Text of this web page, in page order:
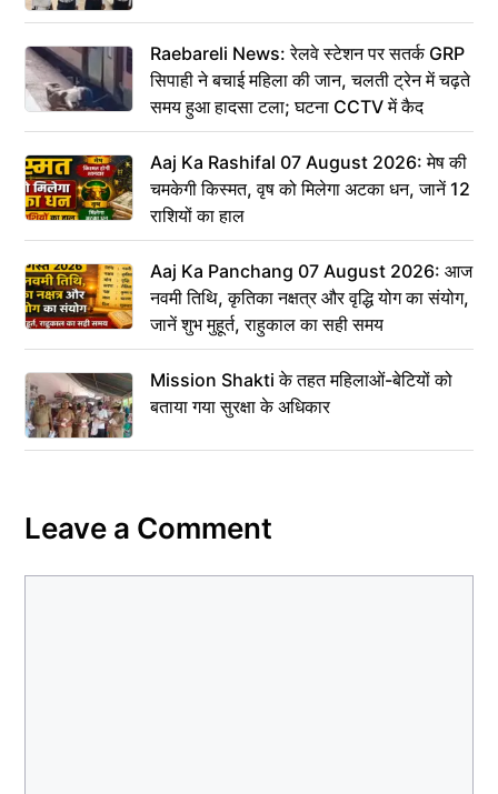
Raebareli News: रेलवे स्टेशन पर सतर्क GRP
सिपाही ने बचाई महिला की जान, चलती ट्रेन में चढ़ते
समय हुआ हादसा टला; घटना CCTV में कैद
Aaj Ka Rashifal 07 August 2026: मेष की
चमकेगी किस्मत, वृष को मिलेगा अटका धन, जानें 12
राशियों का हाल
Aaj Ka Panchang 07 August 2026: आज
नवमी तिथि, कृतिका नक्षत्र और वृद्धि योग का संयोग,
जानें शुभ मुहूर्त, राहुकाल का सही समय
Mission Shakti के तहत महिलाओं-बेटियों को
बताया गया सुरक्षा के अधिकार
Leave a Comment